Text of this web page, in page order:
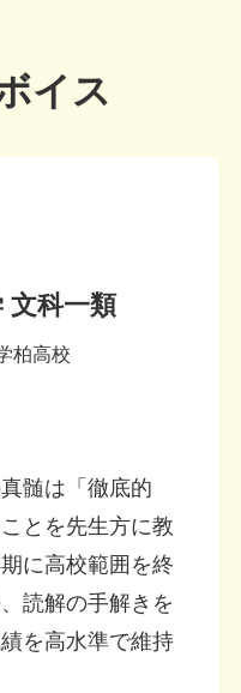
イス
文科一類
柏高校
髄は「徹底的
とを先生方に教
に高校範囲を終
読解の手解きを
を高水準で維持